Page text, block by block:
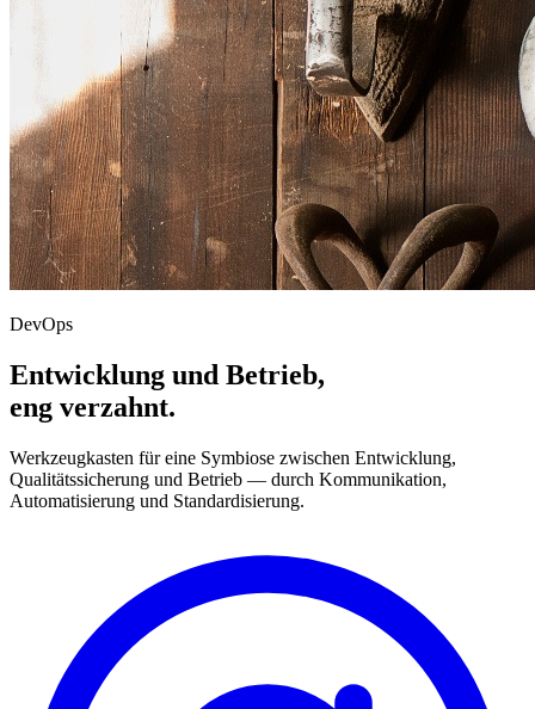
DevOps
Entwicklung und Betrieb,
eng verzahnt.
Werkzeugkasten für eine Symbiose zwischen Entwicklung,
Qualitätssicherung und Betrieb — durch Kommunikation,
Automatisierung und Standardisierung.